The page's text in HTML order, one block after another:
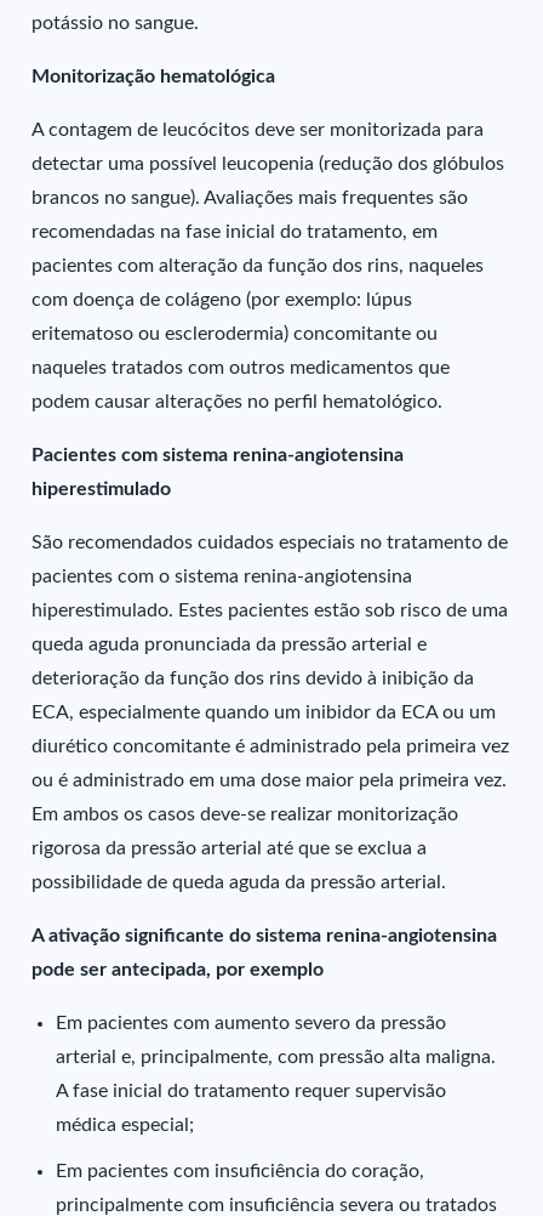
potássio no sangue.
Monitorização hematológica
A contagem de leucócitos deve ser monitorizada para
detectar uma possível leucopenia (redução dos glóbulos
brancos no sangue). Avaliações mais frequentes são
recomendadas na fase inicial do tratamento, em
pacientes com alteração da função dos rins, naqueles
com doença de colágeno (por exemplo: lúpus
eritematoso ou esclerodermia) concomitante ou
naqueles tratados com outros medicamentos que
podem causar alterações no perfil hematológico.
Pacientes com sistema renina-angiotensina
hiperestimulado
São recomendados cuidados especiais no tratamento de
pacientes com o sistema renina-angiotensina
hiperestimulado. Estes pacientes estão sob risco de uma
queda aguda pronunciada da pressão arterial e
deterioração da função dos rins devido à inibição da
ECA, especialmente quando um inibidor da ECA ou um
diurético concomitante é administrado pela primeira vez
ou é administrado em uma dose maior pela primeira vez.
Em ambos os casos deve-se realizar monitorização
rigorosa da pressão arterial até que se exclua a
possibilidade de queda aguda da pressão arterial.
A ativação significante do sistema renina-angiotensina
pode ser antecipada, por exemplo
Em pacientes com aumento severo da pressão
arterial e, principalmente, com pressão alta maligna.
A fase inicial do tratamento requer supervisão
médica especial;
Em pacientes com insuficiência do coração,
principalmente com insuficiência severa ou tratados